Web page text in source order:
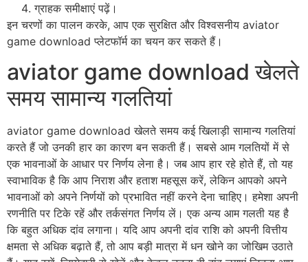
ग्राहक समीक्षाएं पढ़ें।
इन चरणों का पालन करके, आप एक सुरक्षित और विश्वसनीय aviator
game download प्लेटफॉर्म का चयन कर सकते हैं।
aviator game download खेलते
समय सामान्य गलतियां
aviator game download खेलते समय कई खिलाड़ी सामान्य गलतियां
करते हैं जो उनकी हार का कारण बन सकती हैं। सबसे आम गलतियों में से
एक भावनाओं के आधार पर निर्णय लेना है। जब आप हार रहे होते हैं, तो यह
स्वाभाविक है कि आप निराश और हताश महसूस करें, लेकिन आपको अपने
भावनाओं को अपने निर्णयों को प्रभावित नहीं करने देना चाहिए। हमेशा अपनी
रणनीति पर टिके रहें और तर्कसंगत निर्णय लें। एक अन्य आम गलती यह है
कि बहुत अधिक दांव लगाना। यदि आप अपनी दांव राशि को अपनी वित्तीय
क्षमता से अधिक बढ़ाते हैं, तो आप बड़ी मात्रा में धन खोने का जोखिम उठाते